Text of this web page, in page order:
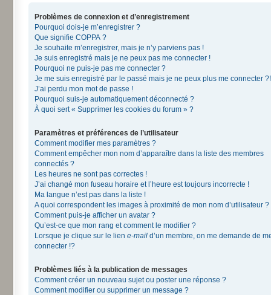
Problèmes de connexion et d’enregistrement
Pourquoi dois-je m’enregistrer ?
Que signifie COPPA ?
Je souhaite m’enregistrer, mais je n’y parviens pas !
Je suis enregistré mais je ne peux pas me connecter !
Pourquoi ne puis-je pas me connecter ?
Je me suis enregistré par le passé mais je ne peux plus me connecter ?!
J’ai perdu mon mot de passe !
Pourquoi suis-je automatiquement déconnecté ?
À quoi sert « Supprimer les cookies du forum » ?
Paramètres et préférences de l’utilisateur
Comment modifier mes paramètres ?
Comment empêcher mon nom d’apparaître dans la liste des membres
connectés ?
Les heures ne sont pas correctes !
J’ai changé mon fuseau horaire et l’heure est toujours incorrecte !
Ma langue n’est pas dans la liste !
A quoi correspondent les images à proximité de mon nom d’utilisateur ?
Comment puis-je afficher un avatar ?
Qu’est-ce que mon rang et comment le modifier ?
Lorsque je clique sur le lien e-mail d’un membre, on me demande de
connecter !?
Problèmes liés à la publication de messages
Comment créer un nouveau sujet ou poster une réponse ?
Comment modifier ou supprimer un message ?